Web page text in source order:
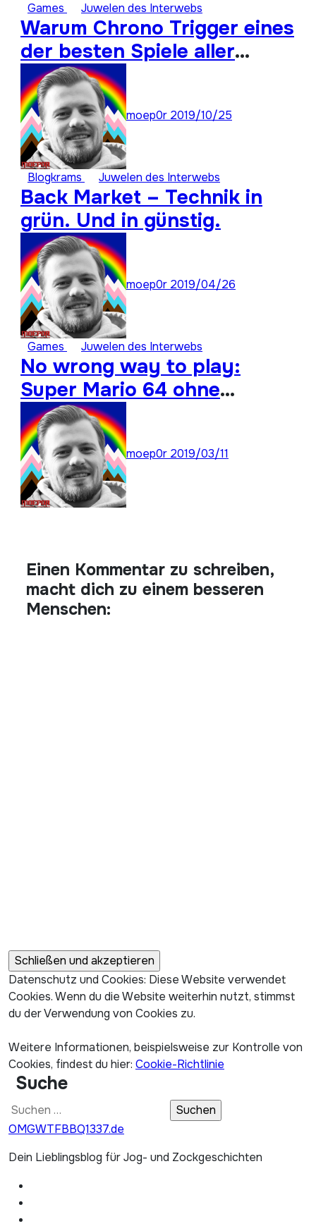
Games Juwelen des Interwebs
Warum Chrono Trigger eines
der besten Spiele aller
Zeiten ist: Super Stay
Forever 22
moep0r 2019/10/25
Blogkrams Juwelen des Interwebs
Back Market – Technik in
grün. Und in günstig.
moep0r 2019/04/26
Games Juwelen des Interwebs
No wrong way to play:
Super Mario 64 ohne
Analogstick durchspielen
moep0r 2019/03/11
Einen Kommentar zu schreiben,
macht dich zu einem besseren
Menschen:
Datenschutz und Cookies: Diese Website verwendet
Cookies. Wenn du die Website weiterhin nutzt, stimmst
du der Verwendung von Cookies zu.
Weitere Informationen, beispielsweise zur Kontrolle von
Cookies, findest du hier: Cookie-Richtlinie
Suche
Suchen
nach:
OMGWTFBBQ1337.de
Dein Lieblingsblog für Jog- und Zockgeschichten